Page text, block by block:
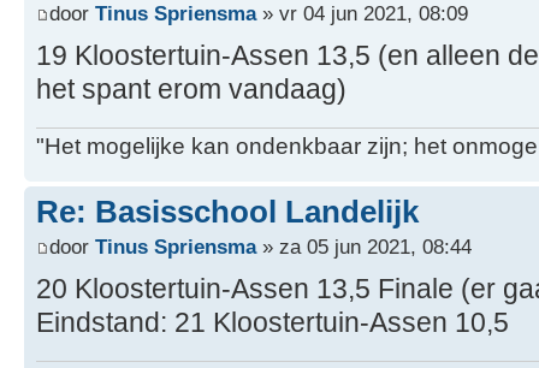
door Tinus Spriensma» vr 04 jun 2021, 08:09
19 Kloostertuin-Assen 13,5 (en alleen
het spant erom vandaag)
"Het mogelijke kan ondenkbaar zijn; het
Re: Basisschool Landelijk
door Tinus Spriensma» za 05 jun 2021, 08:44
20 Kloostertuin-Assen 13,5 Finale (er
Eindstand: 21 Kloostertuin-Assen 10,5